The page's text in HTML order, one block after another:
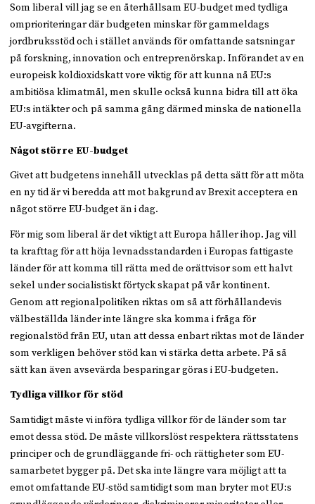
Som liberal vill jag se en återhållsam EU-budget med tydliga
omprioriteringar där budgeten minskar för gammeldags
jordbruksstöd och i stället används för omfattande satsningar
på forskning, innovation och entreprenörskap. Införandet av en
europeisk koldioxidskatt vore viktig för att kunna nå EU:s
ambitiösa klimatmål, men skulle också kunna bidra till att öka
EU:s intäkter och på samma gång därmed minska de nationella
EU-avgifterna.
Något större EU-budget
Givet att budgetens innehåll utvecklas på detta sätt för att möta
en ny tid är vi beredda att mot bakgrund av Brexit acceptera en
något större EU-budget än i dag.
För mig som liberal är det viktigt att Europa håller ihop. Jag vill
ta krafttag för att höja levnadsstandarden i Europas fattigaste
länder för att komma till rätta med de orättvisor som ett halvt
sekel under socialistiskt förtyck skapat på vår kontinent.
Genom att regionalpolitiken riktas om så att förhållandevis
välbeställda länder inte längre ska komma i fråga för
regionalstöd från EU, utan att dessa enbart riktas mot de länder
som verkligen behöver stöd kan vi stärka detta arbete. På så
sätt kan även avsevärda besparingar göras i EU-budgeten.
Tydliga villkor för stöd
Samtidigt måste vi införa tydliga villkor för de länder som tar
emot dessa stöd. De måste villkorslöst respektera rättsstatens
principer och de grundläggande fri- och rättigheter som EU-
samarbetet bygger på. Det ska inte längre vara möjligt att ta
emot omfattande EU-stöd samtidigt som man bryter mot EU:s